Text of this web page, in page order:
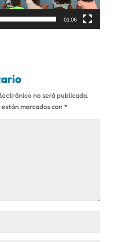
01:06
no será publicada.
marcados con*